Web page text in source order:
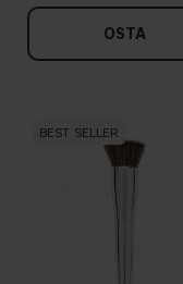
OSTA
BEST SELLER